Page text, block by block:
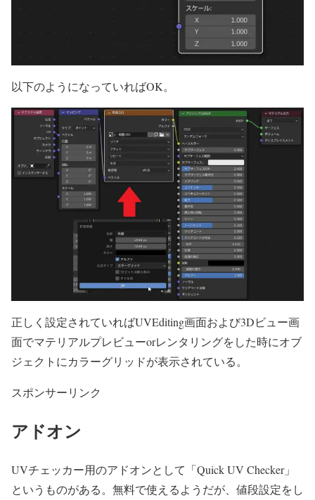
以下のようになっていればOK。
正しく設定されていればUVEditing画面および3Dビュー画
面でマテリアルプレビューorレンタリングをした時にオブ
ジェクトにカラーグリッドが表示されている。
スポンサーリンク
アドオン
UVチェッカー用のアドオンとして「Quick UV Checker」
というものがある。無料で使えるようだが、値段設定をし